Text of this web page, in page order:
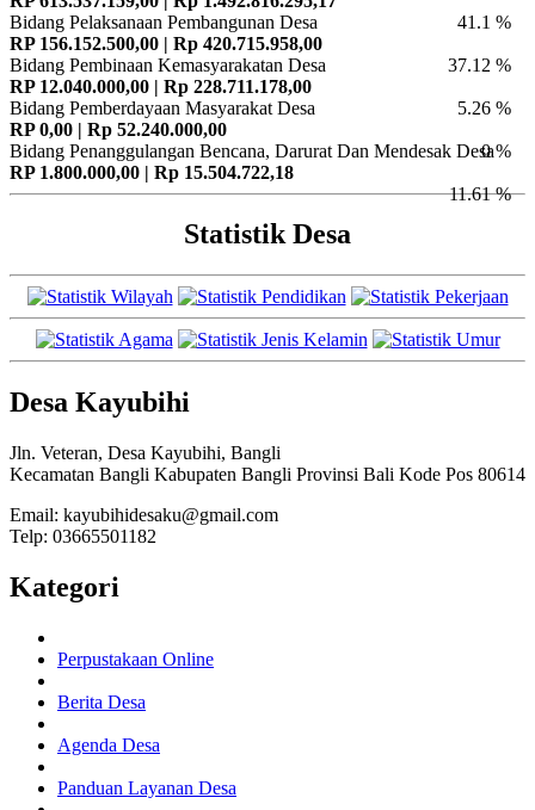
41.1 %
Bidang Pelaksanaan Pembangunan Desa
RP 156.152.500,00 | Rp 420.715.958,00
37.12 %
Bidang Pembinaan Kemasyarakatan Desa
RP 12.040.000,00 | Rp 228.711.178,00
5.26 %
Bidang Pemberdayaan Masyarakat Desa
RP 0,00 | Rp 52.240.000,00
0 %
Bidang Penanggulangan Bencana, Darurat Dan Mendesak Desa
RP 1.800.000,00 | Rp 15.504.722,18
11.61 %
Statistik Desa
Desa Kayubihi
Jln. Veteran, Desa Kayubihi, Bangli
Kecamatan Bangli Kabupaten Bangli Provinsi Bali Kode Pos 80614
Email: kayubihidesaku@gmail.com
Telp: 03665501182
Kategori
Perpustakaan Online
Berita Desa
Agenda Desa
Panduan Layanan Desa